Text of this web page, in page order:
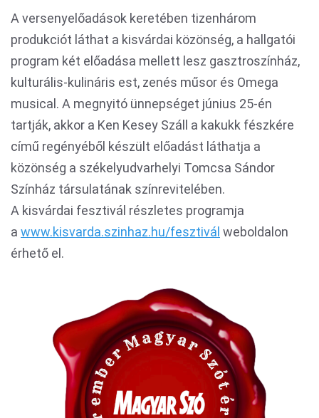
A versenyelőadások keretében tizenhárom
produkciót láthat a kisvárdai közönség, a hallgatói
program két előadása mellett lesz gasztroszínház,
kulturális-kulináris est, zenés műsor és Omega
musical. A megnyitó ünnepséget június 25-én
tartják, akkor a Ken Kesey Száll a kakukk fészkére
című regényéből készült előadást láthatja a
közönség a székelyudvarhelyi Tomcsa Sándor
Színház társulatának színrevitelében.
A kisvárdai fesztivál részletes programja
a www.kisvarda.szinhaz.hu/fesztivál weboldalon
érhető el.